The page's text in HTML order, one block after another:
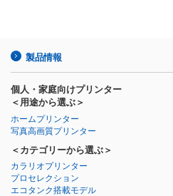
製品情報
個人・家庭向けプリンター
＜用途から選ぶ＞
ホームプリンター
写真高画質プリンター
＜カテゴリーから選ぶ＞
カラリオプリンター
プロセレクション
エコタンク搭載モデル